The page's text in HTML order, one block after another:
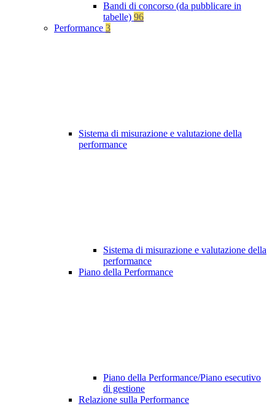
Bandi di concorso (da pubblicare in
tabelle) 96
Performance 3
Sistema di misurazione e valutazione della
performance
Sistema di misurazione e valutazione della
performance
Piano della Performance
Piano della Performance/Piano esecutivo
di gestione
Relazione sulla Performance